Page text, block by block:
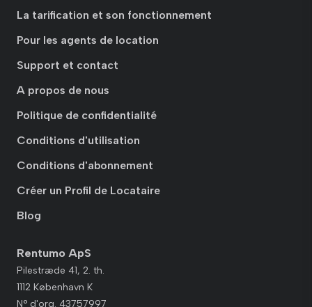
La tarification et son fonctionnement
Pour les agents de location
Support et contact
A propos de nous
Politique de confidentialité
Conditions d'utilisation
Conditions d'abonnement
Créer un Profil de Locataire
Blog
Rentumo ApS
Pilestræde 41, 2. th.
1112 København K
N° d'org. 43757997